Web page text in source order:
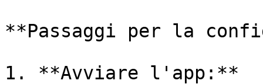
**Passaggi per la
1. **Avviare l'app:**